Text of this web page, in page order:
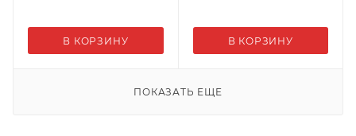
В КОРЗИНУ В КОРЗИНУ
ПОКАЗАТЬ ЕЩЕ